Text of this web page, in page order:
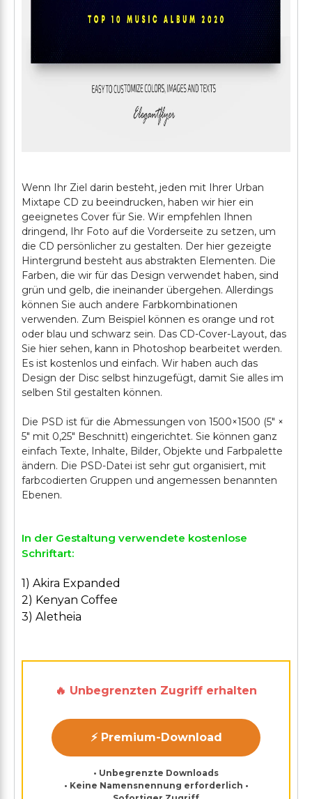
Wenn Ihr Ziel darin besteht, jeden mit Ihrer Urban
Mixtape CD zu beeindrucken, haben wir hier ein
geeignetes Cover für Sie. Wir empfehlen Ihnen
dringend, Ihr Foto auf die Vorderseite zu setzen, um
die CD persönlicher zu gestalten. Der hier gezeigte
Hintergrund besteht aus abstrakten Elementen. Die
Farben, die wir für das Design verwendet haben, sind
grün und gelb, die ineinander übergehen. Allerdings
können Sie auch andere Farbkombinationen
verwenden. Zum Beispiel können es orange und rot
oder blau und schwarz sein. Das CD-Cover-Layout, das
Sie hier sehen, kann in Photoshop bearbeitet werden.
Es ist kostenlos und einfach. Wir haben auch das
Design der Disc selbst hinzugefügt, damit Sie alles im
selben Stil gestalten können.
Die PSD ist für die Abmessungen von 1500×1500 (5" ×
5" mit 0,25" Beschnitt) eingerichtet. Sie können ganz
einfach Texte, Inhalte, Bilder, Objekte und Farbpalette
ändern. Die PSD-Datei ist sehr gut organisiert, mit
farbcodierten Gruppen und angemessen benannten
In der Gestaltung verwendete kostenlose
Schriftart:
1) Akira Expanded
2) Kenyan Coffee
3) Aletheia
🔥 Unbegrenzten Zugriff erhalten
⚡ Premium-Download
• Unbegrenzte Downloads
• Keine Namensnennung erforderlich •